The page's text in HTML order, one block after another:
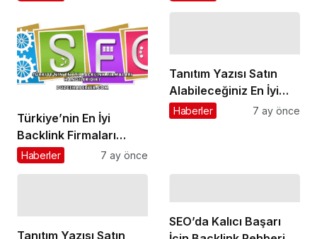
Türkiye’nin En İyi
Backlink Firmaları
Hangileridir?
Haberler 7 ay önce
Tanıtım Yazısı Satın
Alabileceğiniz En İyi
Firmalar
Haberler 7 ay önce
Tanıtım Yazısı Satın
SEO’da Kalıcı Başarı